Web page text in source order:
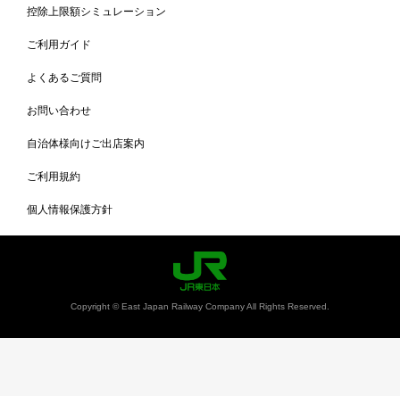
控除上限額シミュレーション
ご利用ガイド
よくあるご質問
お問い合わせ
自治体様向けご出店案内
ご利用規約
個人情報保護方針
Copyright © East Japan Railway Company All Rights Reserved.